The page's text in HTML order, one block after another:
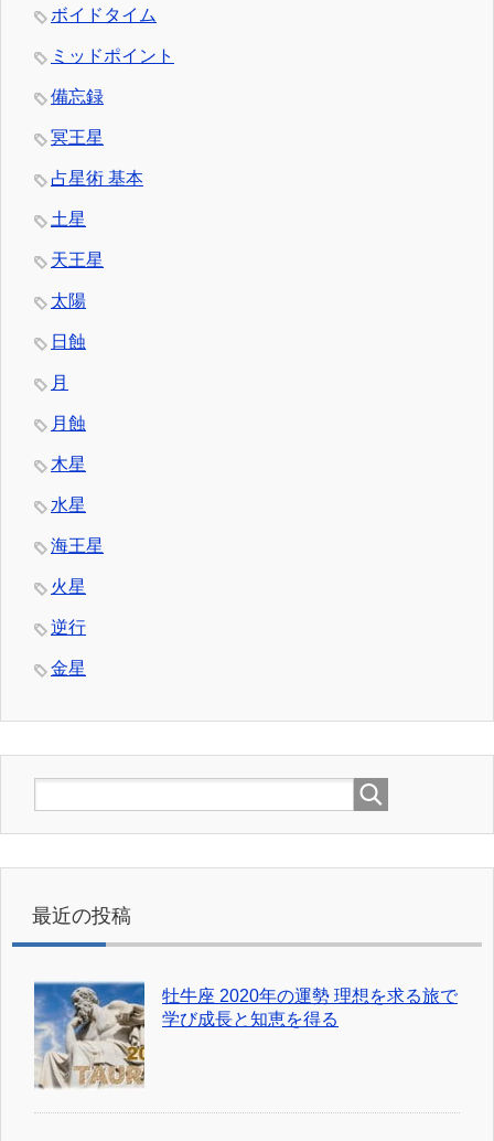
ボイドタイム
ミッドポイント
備忘録
冥王星
占星術 基本
土星
天王星
太陽
日蝕
月
月蝕
木星
水星
海王星
火星
逆行
金星
最近の投稿
牡牛座 2020年の運勢 理想を求る旅で
学び成長と知恵を得る